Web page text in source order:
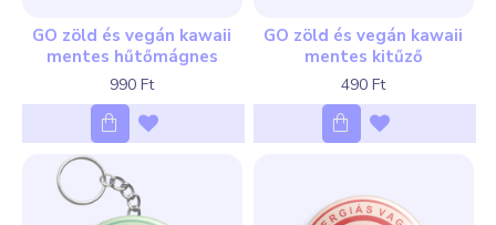
GO zöld és vegán kawaii
mentes hűtőmágnes
990 Ft
GO zöld és vegán kawaii
mentes kitűző
490 Ft